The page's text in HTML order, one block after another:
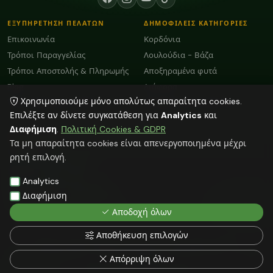
ΕΞΥΠΗΡΕΤΗΣΗ ΠΕΛΑΤΩΝ
Επικοινωνία
Τρόποι Παραγγελίας
Τρόποι Αποστολής & Πληρωμής
Blog
Όροι Χρήσης και GDPR
ΔΗΜΟΦΙΛΕΙΣ ΚΑΤΗΓΟΡΙΕΣ
Κορδόνια
Λουλούδια - Βάζα
Αποξηραμένα φυτά
Διάφορα
Plexiglass Διακοσμητικά
ΕΠΙΚΟΙΝΩΝΙΑ
ΗΡΑΚΛΕΙΟ: 2818103009
info@faitakispack.net
athens@faitakispack.net
ΘΕΣΣΑΛΟΝΙΚΗ:2310683980
thessaloniki@faitakispack.net
Όλες οι αναγραφόμενες τιμές δεν συμπεριλαμβάνουν ΦΠΑ
© 2026 FAITAKIS PACK — ΦΑΪΤΑΚΗΣ ΣΤΕΛΙΟΣ — faitakispack.net — All rights
reserved
Web Hosting by NetMechanics
Χρησιμοποιούμε μόνο απολύτως απαραίτητα cookies.
Επιλέξτε αν δίνετε συγκατάθεση για Analytics και
Διαφήμιση. Πολιτική Cookies & GDPR
Τα μη απαραίτητα cookies είναι απενεργοποιημένα μέχρι
ρητή επιλογή.
Analytics
Διαφήμιση
Αποδοχή όλων
Αποθήκευση επιλογών
Απόρριψη όλων